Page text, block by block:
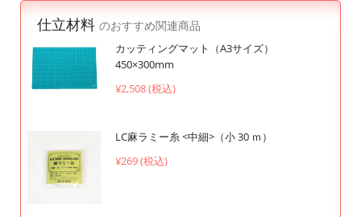
仕立材料 のおすすめ関連商品
カッティングマット（A3サイズ）
450×300mm
¥2,508 (税込)
LC麻ラミー糸 <中細>（小 30 ｍ）
¥269 (税込)